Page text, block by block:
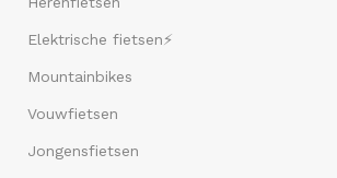
Elektrische fietsen⚡
Mountainbikes
Vouwfietsen
Jongensfietsen